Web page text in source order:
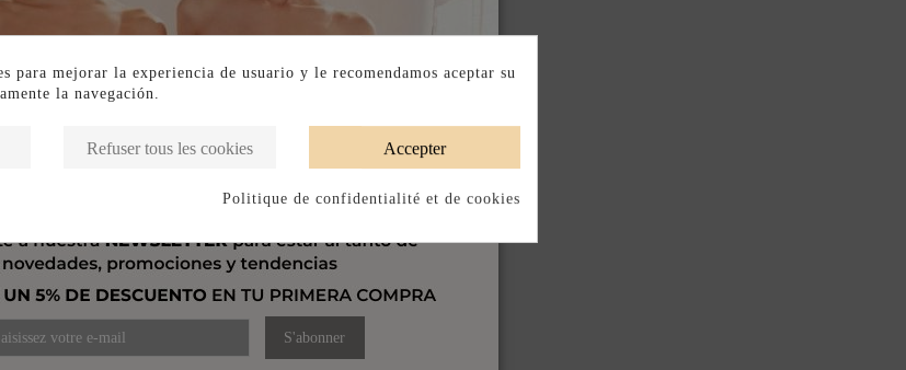
S'abonner
para mejorar la experiencia de usuario y le recomendamos aceptar su
la navegación.
Accepter
Refuser tous les cookies
Politique de confidentialité et de cookies